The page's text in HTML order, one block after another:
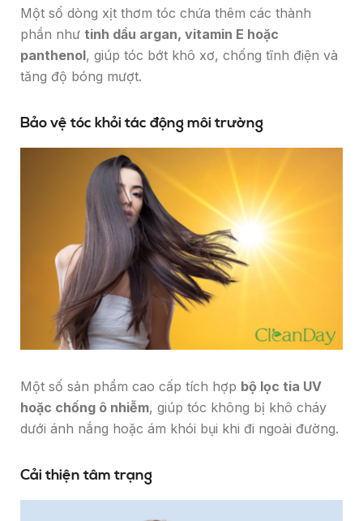
Một số dòng xịt thơm tóc chứa thêm các thành
phần như tinh dầu argan, vitamin E hoặc
panthenol, giúp tóc bớt khô xơ, chống tĩnh điện và
tăng độ bóng mượt.
Bảo vệ tóc khỏi tác động môi trường
Một số sản phẩm cao cấp tích hợp bộ lọc tia UV
hoặc chống ô nhiễm, giúp tóc không bị khô cháy
dưới ánh nắng hoặc ám khói bụi khi đi ngoài đường.
Cải thiện tâm trạng